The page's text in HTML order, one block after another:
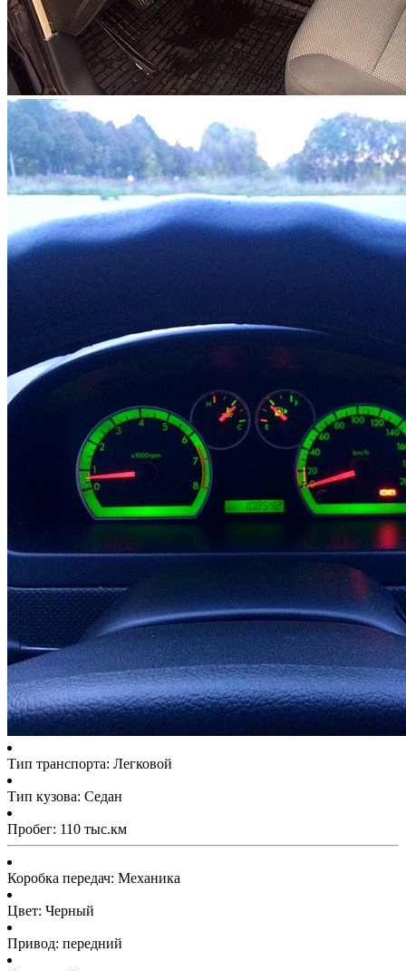
Тип транспорта: Легковой
Тип кузова: Седан
Пробег: 110 тыс.км
Коробка передач: Механика
Цвет: Черный
Привод: передний